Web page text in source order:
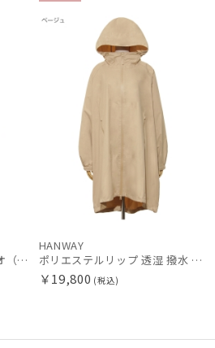
【レインコート】リナージオ（LIGNAGGIO）トレンチコート 無地 ロング
N
HANWAY
ポリエステルリップ 透湿 撥水 ポンチョ
￥19,800 (税込)